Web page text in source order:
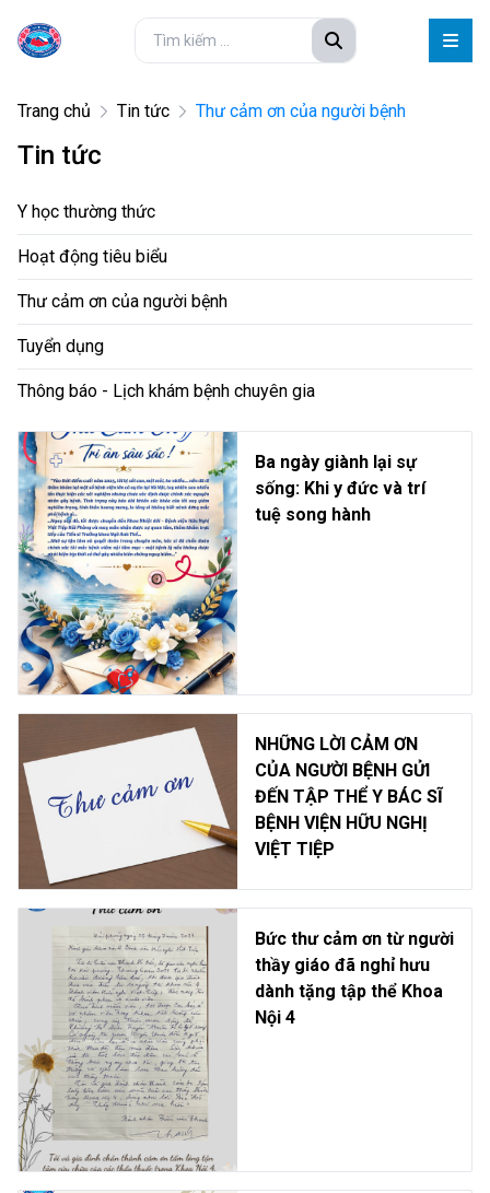
Trang chủ Tin tức Thư cảm ơn của người bệnh
Tin tức
Y học thường thức
Hoạt động tiêu biểu
Thư cảm ơn của người bệnh
Tuyển dụng
Thông báo - Lịch khám bệnh chuyên gia
Ba ngày giành lại sự
sống: Khi y đức và trí
tuệ song hành
NHỮNG LỜI CẢM ƠN
CỦA NGƯỜI BỆNH GỬI
ĐẾN TẬP THỂ Y BÁC SĨ
BỆNH VIỆN HỮU NGHỊ
VIỆT TIỆP
Bức thư cảm ơn từ người
thầy giáo đã nghỉ hưu
dành tặng tập thể Khoa
Nội 4